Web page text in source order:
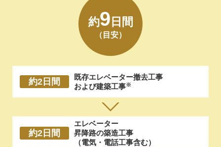
約9 日間
（目安）
約2日間
既存エレベーター撤去工事
および建築工事※
約2日間
エレベーター
昇降路の築造工事
（電気・電話工事含む）